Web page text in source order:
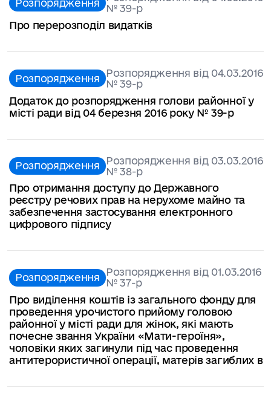
Розпорядження № 39-р
Про перерозподіл видатків
Розпорядження Розпорядження від 04.03.2016
№ 39-р
Додаток до розпорядження голови районної у
місті ради від 04 березня 2016 року № 39-р
Розпорядження Розпорядження від 03.03.2016
№ 38-р
Про отримання доступу до Державного
реєстру речових прав на нерухоме майно та
забезпечення застосування електронного
цифрового підпису
Розпорядження Розпорядження від 01.03.2016
№ 37-р
Про виділення коштів із загального фонду для
проведення урочистого прийому головою
районної у місті ради для жінок, які мають
почесне звання України «Мати-героїня»,
чоловіки яких загинули під час проведення
антитерористичної операції, матерів загиблих в